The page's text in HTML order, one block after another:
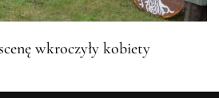
wkroczyły kobiety